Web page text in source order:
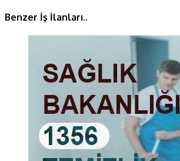
Benzer İş İlanları..